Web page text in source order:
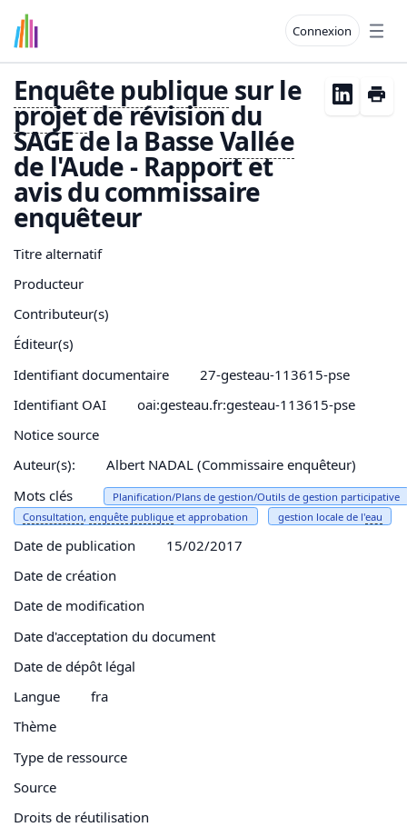
Connexion
Enquête publique sur le
projetde révision du
SAGE de la BasseVallée
de l'Aude - Rapport et
avis du commissaire
enquêteur
Titre alternatif
Producteur
Contributeur(s)
Éditeur(s)
Identifiant documentaire
27-gesteau-113615-pse
Identifiant OAI
oai:gesteau.fr:gesteau-113615-pse
Notice source
Auteur(s):
Albert NADAL (Commissaire enquêteur)
Mots clés
Planification/Plans de gestion/Outils de gestion participative
Consultation,enquête publique et approbation gestion locale de l'eau
Date de publication
15/02/2017
Date de création
Date de modification
Date d'acceptation du document
Date de dépôt légal
Langue
fra
Thème
Type de ressource
Source
Droits de réutilisation